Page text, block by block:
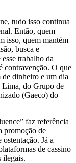
tudo isso continua
Então, quem
isso, quem mantém
busca e
trabalho da
contravenção. O que
de dinheiro e um dia
Lima, do Grupo de
(Gaeco) do
faz referência
promoção de
Já a
de cassino
ilegais.